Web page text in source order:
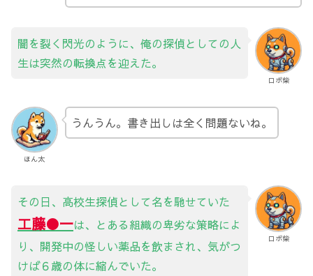
ロボ柴
闇を裂く閃光のように、俺の探偵としての人
生は突然の転換点を迎えた。
ほん太
うんうん。書き出しは全く問題ないね。
ロボ柴
その日、高校生探偵として名を馳せていた
工藤●一は、とある組織の卑劣な策略によ
り、開発中の怪しい薬品を飲まされ、気がつ
けば６歳の体に縮んでいた。